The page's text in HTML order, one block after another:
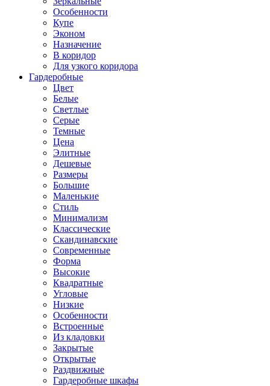
Особенности
Купе
Эконом
Назначение
В коридор
Для узкого коридора
Гардеробные
Цвет
Белые
Светлые
Серые
Темные
Цена
Элитные
Дешевые
Размеры
Большие
Маленькие
Стиль
Минимализм
Классические
Скандинавские
Современные
Форма
Высокие
Квадратные
Угловые
Низкие
Особенности
Встроенные
Из кладовки
Закрытые
Открытые
Раздвижные
Гардеробные шкафы